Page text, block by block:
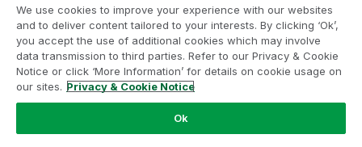
Legal Agreements
Product Terms
Do not share my info
We use cookies to improve your experience with our websites
and to deliver content tailored to your interests. By clicking ‘Ok’,
you accept the use of additional cookies which may involve
data transmission to third parties. Refer to our Privacy & Cookie
Notice or click ‘More Information’ for details on cookie usage on
our sites. Privacy & Cookie Notice
Ok